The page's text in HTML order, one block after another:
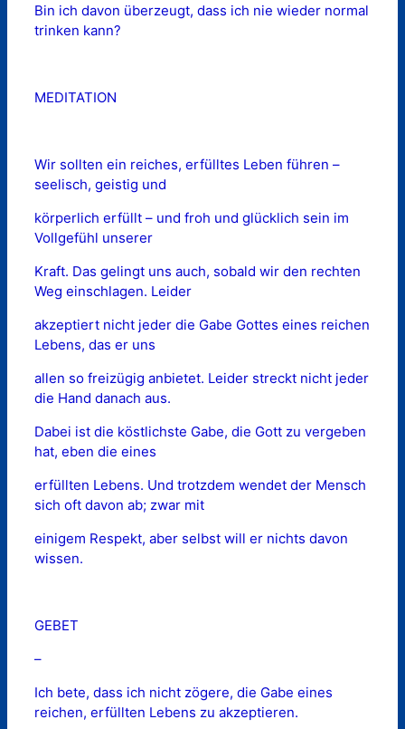
Bin ich davon überzeugt, dass ich nie wieder normal
trinken kann?
MEDITATION
Wir sollten ein reiches, erfülltes Leben führen –
seelisch, geistig und
körperlich erfüllt – und froh und glücklich sein im
Vollgefühl unserer
Kraft. Das gelingt uns auch, sobald wir den rechten
Weg einschlagen. Leider
akzeptiert nicht jeder die Gabe Gottes eines reichen
Lebens, das er uns
allen so freizügig anbietet. Leider streckt nicht jeder
die Hand danach aus.
Dabei ist die köstlichste Gabe, die Gott zu vergeben
hat, eben die eines
erfüllten Lebens. Und trotzdem wendet der Mensch
sich oft davon ab; zwar mit
einigem Respekt, aber selbst will er nichts davon
wissen.
GEBET
–
Ich bete, dass ich nicht zögere, die Gabe eines
reichen, erfüllten Lebens zu akzeptieren.